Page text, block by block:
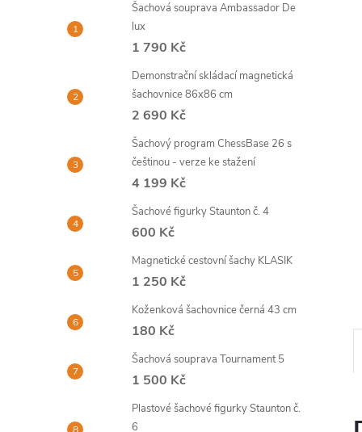
Šachová souprava Ambassador De
lux
1 790 Kč
Demonstrační skládací magnetická
šachovnice 86x86 cm
2 690 Kč
Šachový program ChessBase 26 s
češtinou - verze ke stažení
4 199 Kč
Šachové figurky Staunton č. 4
600 Kč
Magnetické cestovní šachy KLASIK
1 250 Kč
Koženková šachovnice černá 43 cm
180 Kč
Šachová souprava Tournament 5
1 500 Kč
Plastové šachové figurky Staunton č.
6